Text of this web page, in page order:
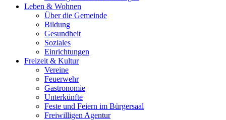
Leben & Wohnen
Über die Gemeinde
Bildung
Gesundheit
Soziales
Einrichtungen
Freizeit & Kultur
Vereine
Feuerwehr
Gastronomie
Unterkünfte
Feste und Feiern im Bürgersaal
Freiwilligen Agentur